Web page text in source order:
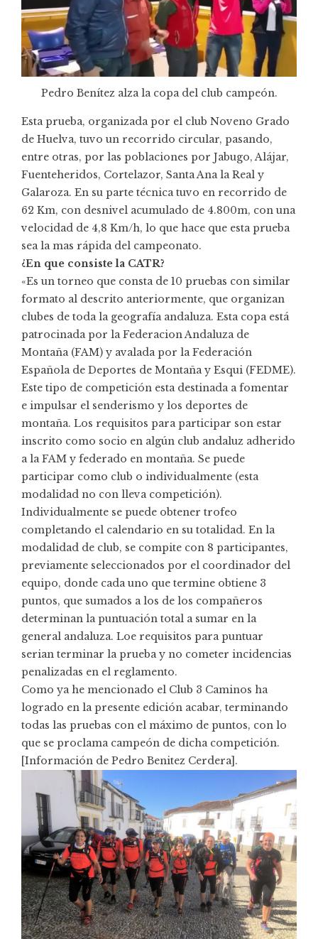
Pedro Benítez alza la copa del club campeón.
Esta prueba, organizada por el club Noveno Grado
de Huelva, tuvo un recorrido circular, pasando,
entre otras, por las poblaciones por Jabugo, Alájar,
Fuenteheridos, Cortelazor, Santa Ana la Real y
Galaroza. En su parte técnica tuvo en recorrido de
62 Km, con desnivel acumulado de 4.800m, con una
velocidad de 4,8 Km/h, lo que hace que esta prueba
sea la mas rápida del campeonato.
¿En que consiste la CATR?
«Es un torneo que consta de 10 pruebas con similar
formato al descrito anteriormente, que organizan
clubes de toda la geografía andaluza. Esta copa está
patrocinada por la Federacion Andaluza de
Montaña (FAM) y avalada por la Federación
Española de Deportes de Montaña y Esqui (FEDME).
Este tipo de competición esta destinada a fomentar
e impulsar el senderismo y los deportes de
montaña. Los requisitos para participar son estar
inscrito como socio en algún club andaluz adherido
a la FAM y federado en montaña. Se puede
participar como club o individualmente (esta
modalidad no con lleva competición).
Individualmente se puede obtener trofeo
completando el calendario en su totalidad. En la
modalidad de club, se compite con 8 participantes,
previamente seleccionados por el coordinador del
equipo, donde cada uno que termine obtiene 3
puntos, que sumados a los de los compañeros
determinan la puntuación total a sumar en la
general andaluza. Loe requisitos para puntuar
serian terminar la prueba y no cometer incidencias
penalizadas en el reglamento.
Como ya he mencionado el Club 3 Caminos ha
logrado en la presente edición acabar, terminando
todas las pruebas con el máximo de puntos, con lo
que se proclama campeón de dicha competición.
[Información de Pedro Benitez Cerdera].